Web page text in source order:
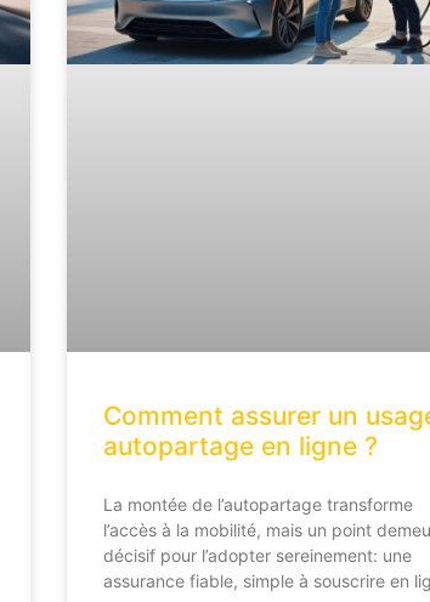
Comment assurer un
autopartage en ligne ?
La montée de l’autopartage transforme
l’accès à la mobilité, mais un point
décisif pour l’adopter sereinement: une
assurance fiable, simple à souscrire en